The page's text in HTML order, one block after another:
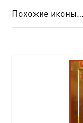
Похожие иконы…